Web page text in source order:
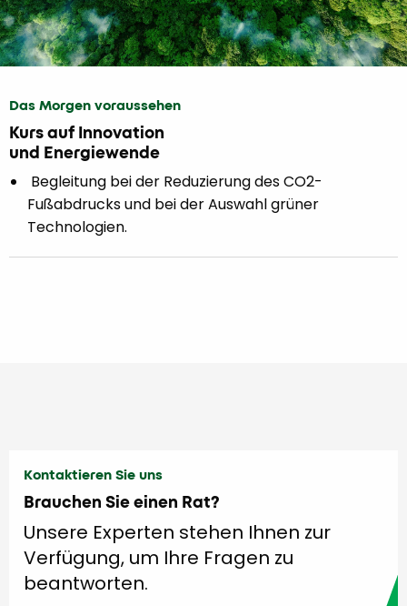
Das Morgen voraussehen
Kurs auf Innovation
und Energiewende
Begleitung bei der Reduzierung des CO2-
Fußabdrucks und bei der Auswahl grüner
Technologien.
Kontaktieren Sie uns
Brauchen Sie einen Rat?
Unsere Experten stehen Ihnen zur
Verfügung, um Ihre Fragen zu
beantworten.